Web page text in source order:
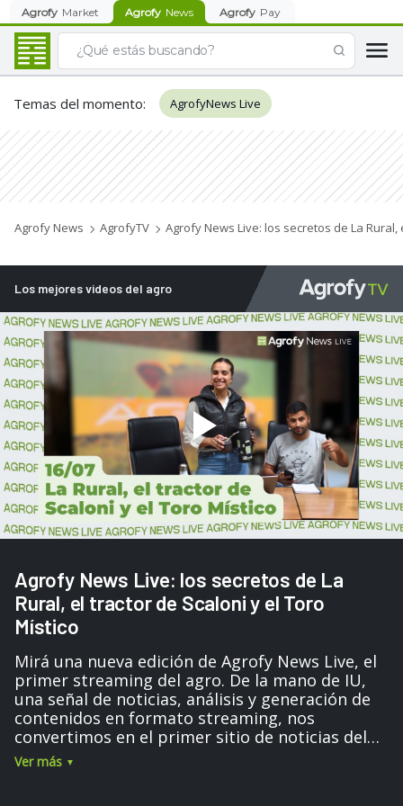
Agrofy Market Agrofy News Agrofy Pay
Temas del momento: AgrofyNews Live
Agrofy News AgrofyTV Agrofy News Live: los secretos de La
Los mejores videos del agro
Agrofy News Live: los secretos de La
Rural, el tractor de Scaloni y el Toro
Místico
Mirá una nueva edición de Agrofy News Live, el
primer streaming del agro. De la mano de IU,
una señal de noticias, análisis y generación de
contenidos en formato streaming, nos
convertimos en el primer sitio de noticias del
campo argentino en tener nuestro propio
Ver más